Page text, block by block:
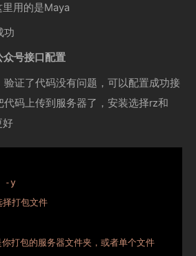
用的是Maya
功
众号接口配置
证了代码没有问题，可以配置成功接
代码上传到服务器了，安装选择rz和
好
-y
打包文件
包的服务器文件夹，或者单个文件